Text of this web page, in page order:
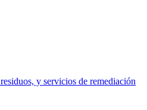
y servicios de remediación